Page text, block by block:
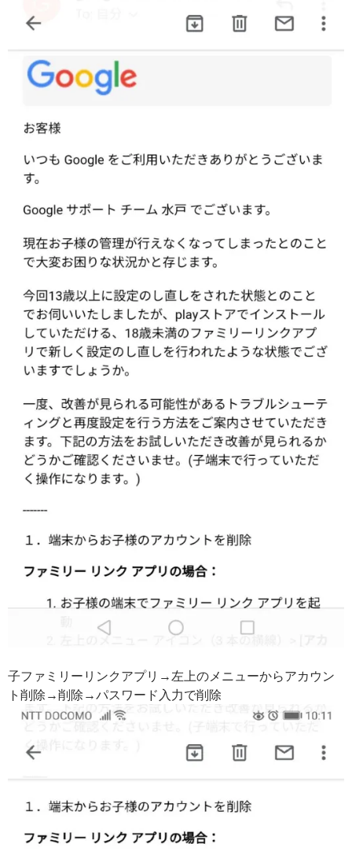
子ファミリーリンクアプリ→左上のメニューからアカウン
ト削除→削除→パスワード入力で削除